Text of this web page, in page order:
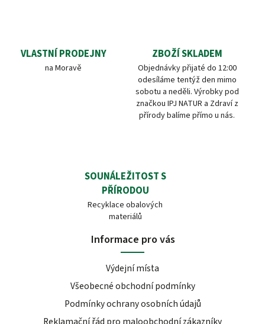
VLASTNÍ PRODEJNY
na Moravě
ZBOŽÍ SKLADEM
Objednávky přijaté do 12:00
odesíláme tentýž den mimo
sobotu a neděli. Výrobky pod
značkou IPJ NATUR a Zdraví z
přírody balíme přímo u nás.
SOUNÁLEŽITOST S
PŘÍRODOU
Recyklace obalových
materiálů
Informace pro vás
Výdejní místa
Všeobecné obchodní podmínky
Podmínky ochrany osobních údajů